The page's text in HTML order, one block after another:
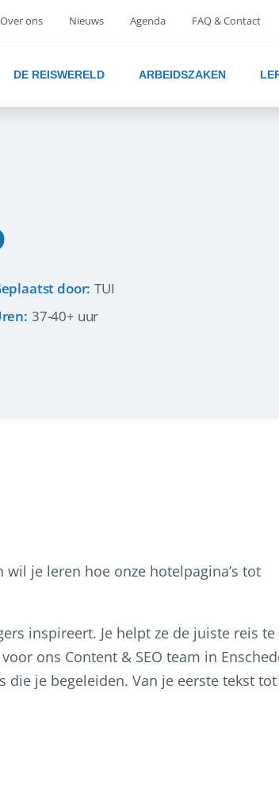
Over ons Nieuws Agenda FAQ & Contact
DE REISWERELD ARBEIDSZAKEN
door: TUI
37-40+ uur
je leren hoe onze hotelpagina’s tot
inspireert. Je helpt ze de juiste reis te
ons Content & SEO team in
die je begeleiden. Van je eerste tekst tot